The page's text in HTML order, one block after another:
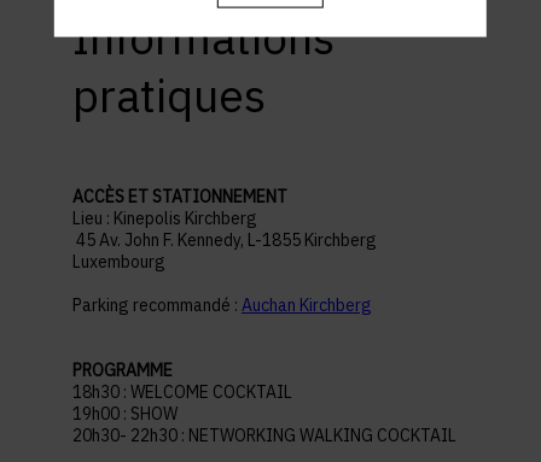
Informations
pratiques
ACCÈS ET STATIONNEMENT
Lieu : Kinepolis Kirchberg
45 Av. John F. Kennedy, L-1855 Kirchberg
Luxembourg
Parking recommandé : Auchan Kirchberg
PROGRAMME
18h30 : WELCOME COCKTAIL
19h00 : SHOW
20h30- 22h30 : NETWORKING WALKING COCKTAIL